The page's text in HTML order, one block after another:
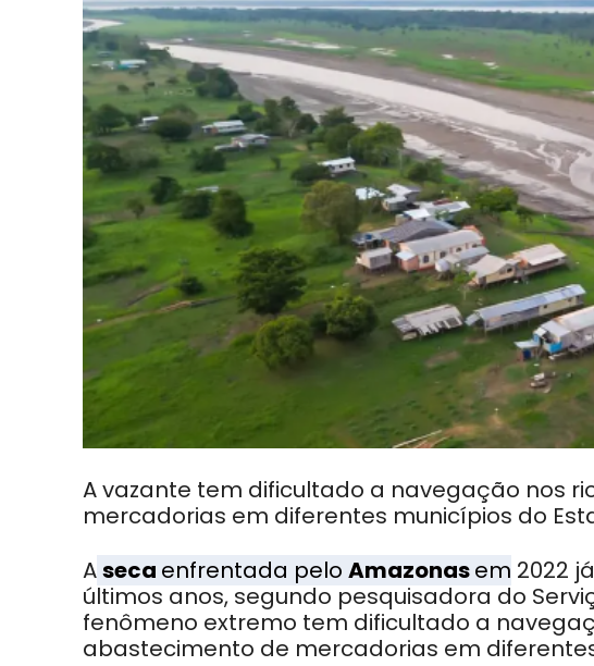
A vazante tem dificultado a navegação nos
mercadorias em diferentes municípios do
Aseca enfrentada pelo Amazonasem 2022
últimos anos, segundo pesquisadora do
fenômeno extremo tem dificultado a
abastecimento de mercadorias em